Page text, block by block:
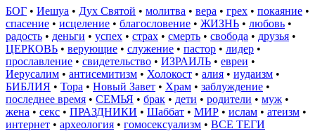
БОГ • Иешуа • Дух Святой • молитва • вера • грех • покаяние •
спасение • исцеление • благословение • ЖИЗНЬ • любовь •
радость • деньги • успех • страх • смерть • свобода • друзья •
ЦЕРКОВЬ • верующие • служение • пастор • лидер •
прославление • свидетельство • ИЗРАИЛЬ • евреи •
Иерусалим • антисемитизм • Холокост • алия • иудаизм •
БИБЛИЯ • Тора • Новый Завет • Храм • заблуждение •
последнее время • СЕМЬЯ • брак • дети • родители • муж •
жена • секс • ПРАЗДНИКИ • Шаббат • МИР • ислам • атеизм •
интернет • археология • гомосексуализм • ВСЕ ТЕГИ